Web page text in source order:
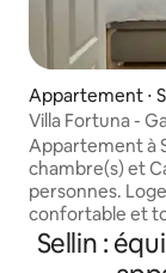
Appartement ⋅
Villa Fortuna -
Terrasse
Appartement à
chambre(s) et
personnes. Logement de 55 m²
confortable et
vue sur le jardin. La location se trouve à
900 m de la plage de
Sellin :